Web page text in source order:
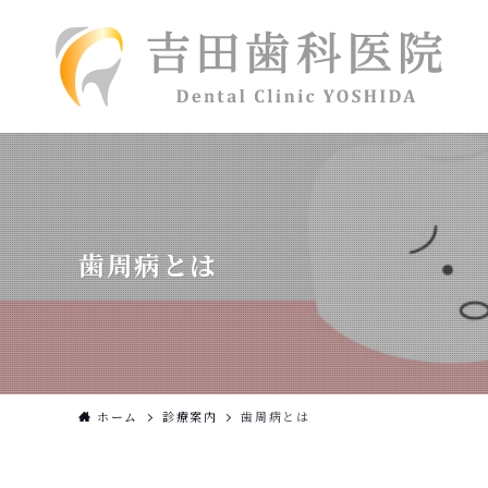
歯周病とは
ホーム 診療案内 歯周病とは